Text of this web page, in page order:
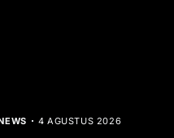
4 AGUSTUS 2026